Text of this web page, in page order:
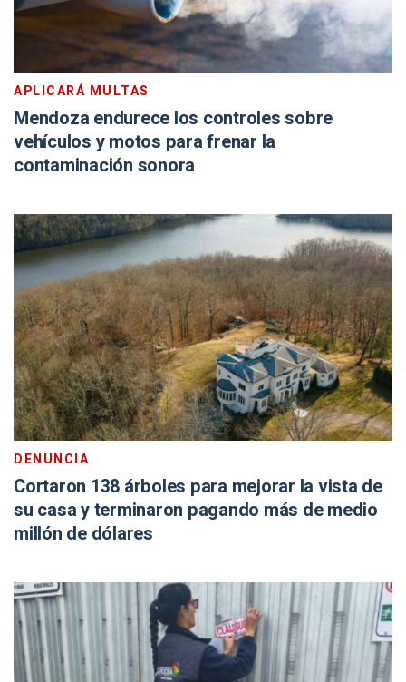
APLICARÁ MULTAS
Mendoza endurece los controles sobre
vehículos y motos para frenar la
contaminación sonora
DENUNCIA
Cortaron 138 árboles para mejorar la vista de
su casa y terminaron pagando más de medio
millón de dólares